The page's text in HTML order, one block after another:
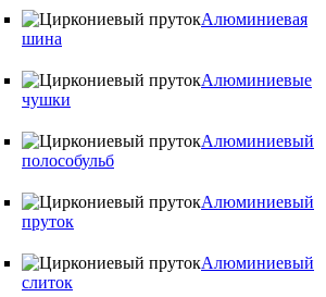
Алюминиевая
шина
Алюминиевые
чушки
Алюминиевый
полособульб
Алюминиевый
пруток
Алюминиевый
слиток